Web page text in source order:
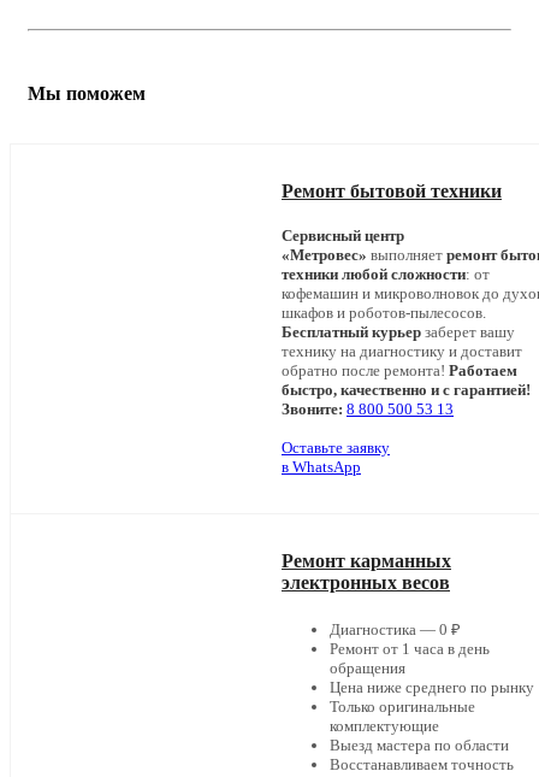
Мы поможем
Ремонт бытовой техники
Сервисный центр
«Метровес» выполняет ремонт
техники любой сложности: от
кофемашин и микроволновок до
шкафов и роботов-пылесосов.
Бесплатный курьер заберет вашу
технику на диагностику и доставит
обратно после ремонта! Работаем
быстро, качественно и с гарантией!
Звоните: 8 800 500 53 13
Оставьте заявку
в WhatsApp
Ремонт карманных
электронных весов
Диагностика — 0 ₽
Ремонт от 1 часа в день
обращения
Цена ниже среднего по рынку
Только оригинальные
комплектующие
Выезд мастера по области
Восстанавливаем точность